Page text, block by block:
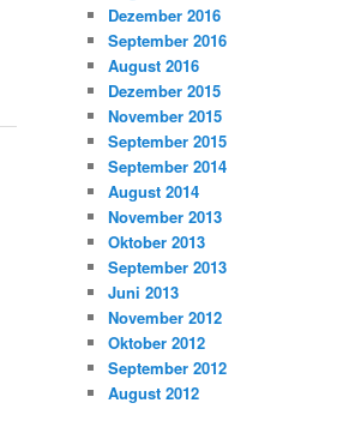
Dezember 2016
September 2016
August 2016
Dezember 2015
November 2015
September 2015
September 2014
August 2014
November 2013
Oktober 2013
September 2013
Juni 2013
November 2012
Oktober 2012
September 2012
August 2012